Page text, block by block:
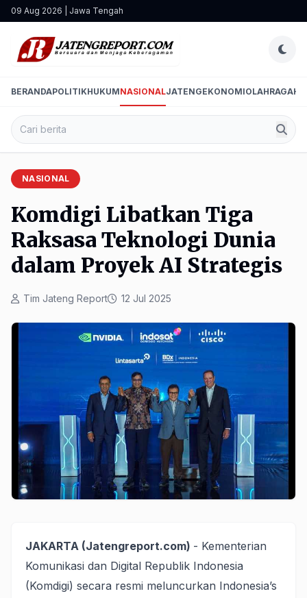
09 Aug 2026 | Jawa Tengah
BERANDAPOLITIKHUKUMNASIONALJATENGEKONOMIOLAHRAGA
NASIONAL
Komdigi Libatkan Tiga
Raksasa Teknologi Dunia
dalam Proyek AI Strategis
Tim Jateng Report 12 Jul 2025
JAKARTA (Jatengreport.com) - Kementerian
Komunikasi dan Digital Republik Indonesia
(Komdigi) secara resmi meluncurkan Indonesia’s